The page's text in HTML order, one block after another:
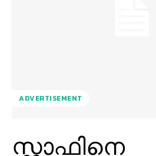
ADVERTISEMENT
സ്റ്റാഫിനെ